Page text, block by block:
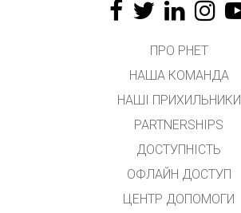
ПРО PHET
НАША КОМАНДА
НАШІ ПРИХИЛЬНИКИ
PARTNERSHIPS
ДОСТУПНІСТЬ
ОФЛАЙН ДОСТУП
ЦЕНТР ДОПОМОГИ